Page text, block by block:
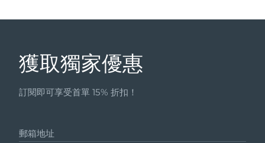
獲取獨家優惠
訂閱即可享受首單 15% 折扣！
郵箱地址